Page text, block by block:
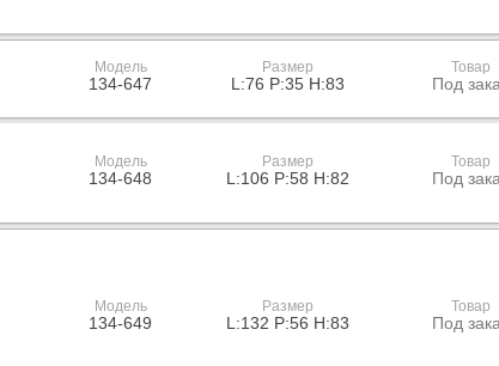
Модель
134-647
Размер
L:76 P:35 H:83
Товар
Под
Модель
134-648
Размер
L:106 P:58 H:82
Товар
Под
Модель
134-649
Размер
L:132 P:56 H:83
Товар
Под